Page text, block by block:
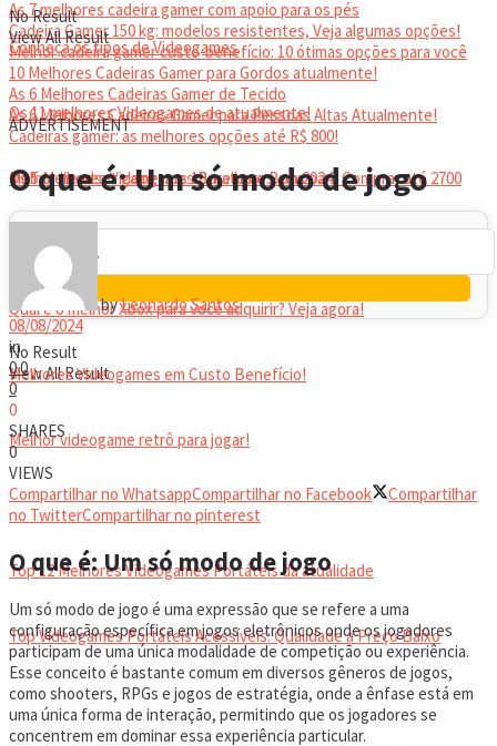
As 7 melhores cadeira gamer com apoio para os pés
Cadeira Gamer 150 kg: modelos resistentes, Veja algumas opções!
Melhor cadeira gamer custo-benefício: 10 ótimas opções para você
10 Melhores Cadeiras Gamer para Gordos atualmente!
As 6 Melhores Cadeiras Gamer de Tecido
As 6 Melhores Cadeiras Gamer para Pessoas Altas Atualmente!
Cadeiras gamer: as melhores opções até R$ 800!
Melhor headset gamer: os 10 melhores em 2024!
No Result
View All Result
Conheça os tipos de Videogames
Os 11 melhores Videogames de atualmente!
Os 5 Melhores Videogames Baratos e Bons para Comprar até 2700
Reais
Qual é o melhor Xbox para você adquirir? Veja agora!
Melhores Videogames em Custo Benefício!
Melhor videogame retrô para jogar!
VIDEOGAMES PORTÁTEIS
Top 12 Melhores Videogames Portáteis da atualidade
Top Videogames Portáteis Acessíveis: Qualidade a Preço Baixo
CADEIRA GAMER
No Result
View All Result
ADVERTISEMENT
O que é: Um só modo de jogo
byLeonardo Santos
08/08/2024
in
00
0
0
SHARES
0
VIEWS
Compartilhar no WhatsappCompartilhar no Facebook
Compartilhar
no TwitterCompartilhar no pinterest
O que é: Um só modo de jogo
Um só modo de jogo é uma expressão que se refere a uma
configuração específica em jogos eletrônicos onde os jogadores
participam de uma única modalidade de competição ou experiência.
Esse conceito é bastante comum em diversos gêneros de jogos,
como shooters, RPGs e jogos de estratégia, onde a ênfase está em
uma única forma de interação, permitindo que os jogadores se
concentrem em dominar essa experiência particular.